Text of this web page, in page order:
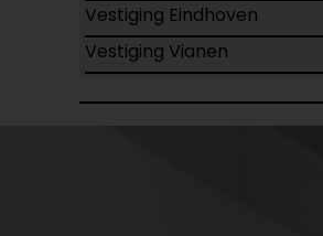
Vestiging Eindhoven
Vestiging Vianen